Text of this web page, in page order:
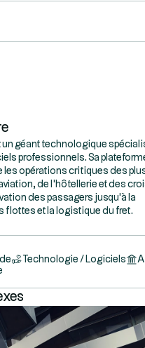
un géant technologique
professionnels. Sa
les opérations critiques des
de l'hôtellerie et des
des passagers jusqu'à la
flottes et la logistique du fret.
Technologie / Logiciels